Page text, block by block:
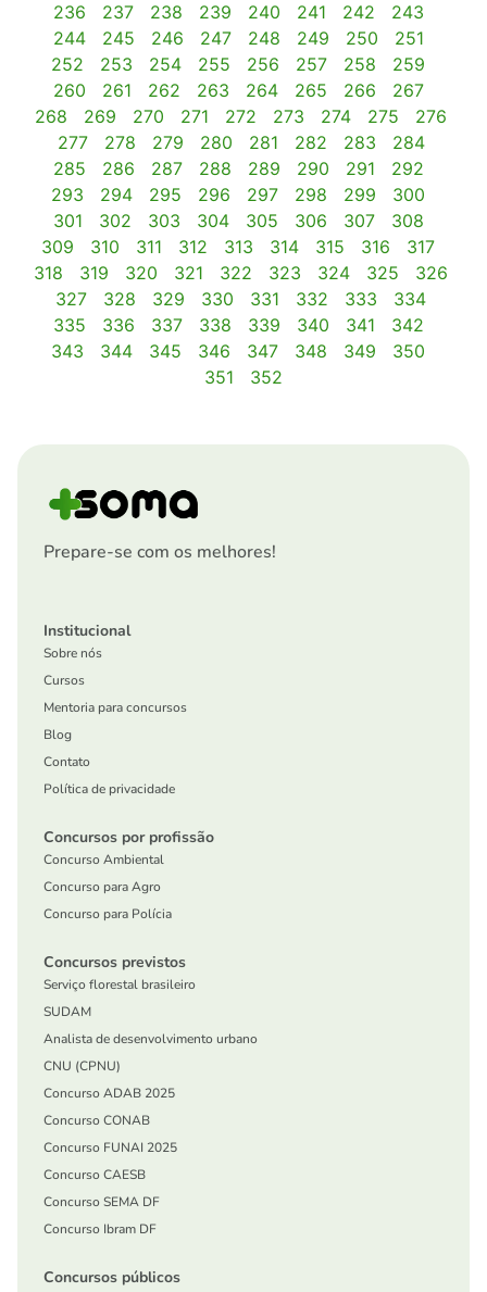
236
237 238 239 240 241 242
243
244
245 246 247 248 249 250
251
252
253 254 255 256 257 258
259
260
261 262 263 264 265 266
267
268
269 270 271 272 273 274 275
276
277
278 279 280 281 282 283
284
285
286 287 288 289 290 291
292
293
294 295 296 297 298 299
300
301
302 303 304 305 306 307
308
309
310 311 312 313 314 315 316
317
318
319 320 321 322 323 324 325
326
327
328 329 330 331 332 333
334
335
336 337 338 339 340 341
342
343
344 345 346 347 348 349
350
351
352
Prepare-se com os melhores!
Institucional
Sobre nós
Cursos
Mentoria para concursos
Blog
Contato
Política de privacidade
Concursos por profissão
Concurso Ambiental
Concurso para Agro
Concurso para Polícia
Concursos previstos
Serviço florestal brasileiro
SUDAM
Analista de desenvolvimento urbano
CNU (CPNU)
Concurso ADAB 2025
Concurso CONAB
Concurso FUNAI 2025
Concurso CAESB
Concurso SEMA DF
Concurso Ibram DF
Concursos públicos